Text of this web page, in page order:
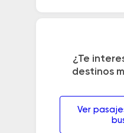
¿Te
destinos
Ver